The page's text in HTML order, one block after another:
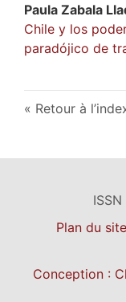
Paula Zabala
Chile y los
paradójico de
Retour à
Plan du site
Conception :